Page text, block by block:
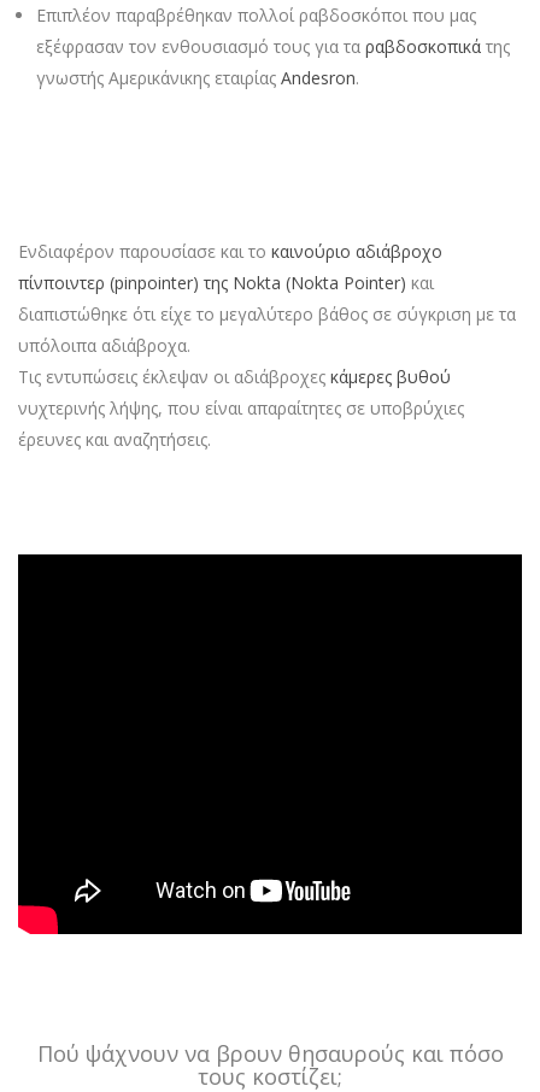
Επιπλέον παραβρέθηκαν πολλοί ραβδοσκόποι που μας
εξέφρασαν τον ενθουσιασμό τους για τα ραβδοσκοπικά της
γνωστής Αμερικάνικης εταιρίας Andesron.
Ενδιαφέρον παρουσίασε και το καινούριο αδιάβροχο
πίνποιντερ (pinpointer) της Nokta (Nokta Pointer) και
διαπιστώθηκε ότι είχε το μεγαλύτερο βάθος σε σύγκριση με τα
υπόλοιπα αδιάβροχα.
Τις εντυπώσεις έκλεψαν οι αδιάβροχες κάμερες βυθού
νυχτερινής λήψης, που είναι απαραίτητες σε υποβρύχιες
έρευνες και αναζητήσεις.
Πού ψάχνουν να βρουν θησαυρούς και πόσο
τους κοστίζει;